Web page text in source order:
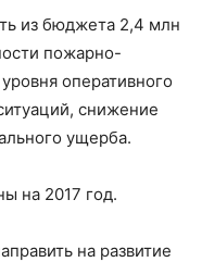
из бюджета 2,4 млн
пожарно-
оперативного
снижение
ущерба.
на 2017 год.
на развитие